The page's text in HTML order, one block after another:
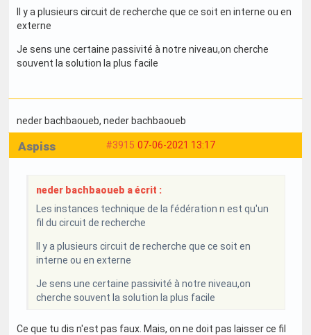
Il y a plusieurs circuit de recherche que ce soit en interne ou en
externe
Je sens une certaine passivité à notre niveau,on cherche
souvent la solution la plus facile
neder bachbaoueb, neder bachbaoueb
#3915 07-06-2021 13:17
Aspiss
neder bachbaoueb a écrit :
Les instances technique de la fédération n est qu'un
fil du circuit de recherche
Il y a plusieurs circuit de recherche que ce soit en
interne ou en externe
Je sens une certaine passivité à notre niveau,on
cherche souvent la solution la plus facile
Ce que tu dis n'est pas faux. Mais, on ne doit pas laisser ce fil